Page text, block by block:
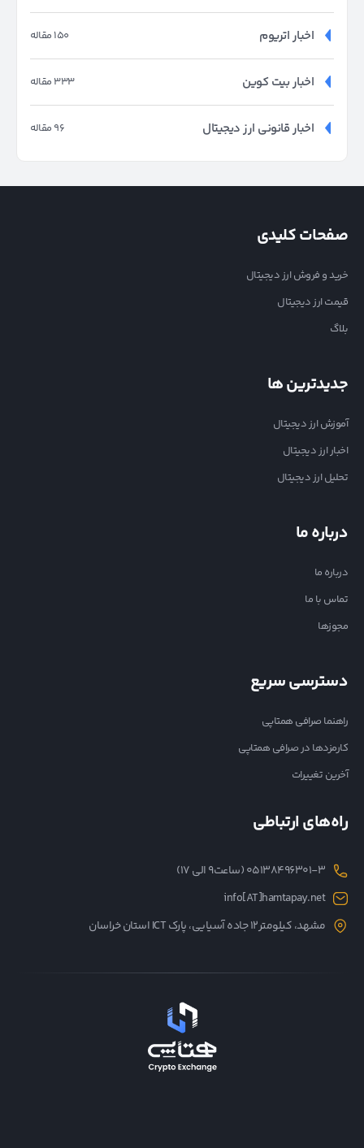
150 مقاله اخبار اتریوم
333 مقاله اخبار بیت کوین
96 مقاله اخبار قانونی ارز دیجیتال
صفحات کلیدی
خرید و فروش ارز دیجیتال
قیمت ارز دیجیتال
بلاگ
جدیدترین ها
آموزش ارز دیجیتال
اخبار ارز دیجیتال
تحلیل ارز دیجیتال
درباره ما
درباره ما
تماس با ما
مجوزها
دسترسی سریع
راهنما صرافی همتاپی
کارمزدها در صرافی همتاپی
آخرین تغییرات
راه‌های ارتباطی
05138496301-3 (ساعت۹ الی ۱۷)
info[AT]hamtapay.net
مشهد، کیلومتر12 جاده آسیایی، پارک ICT استان خراسان